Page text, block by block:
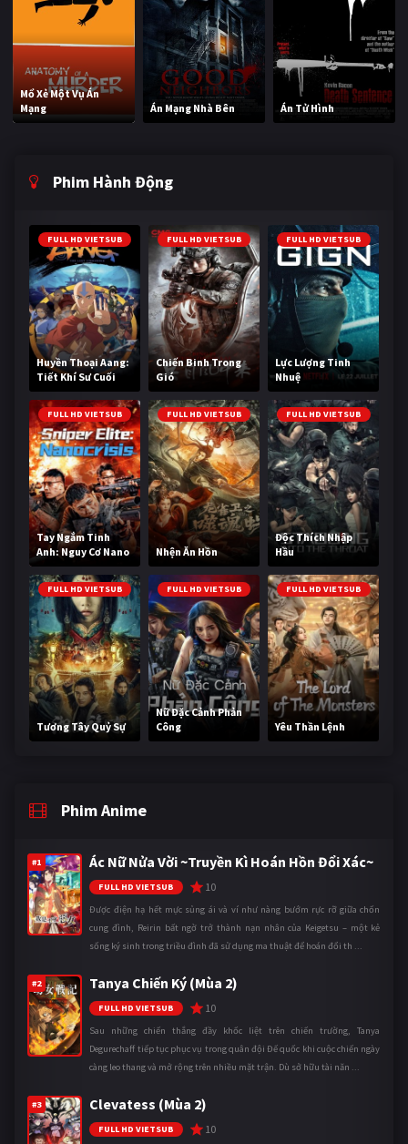
Mổ Xẻ Một Vụ Án
Mạng
Án Mạng Nhà Bên Án Tử Hình
Phim Hành Động
FULL HD VIETSUB
Huyền Thoại Aang:
Tiết Khí Sư Cuối
Cùng
FULL HD VIETSUB
Chiến Binh Trong
Gió
FULL HD VIETSUB
Lực Lượng Tinh
Nhuệ
FULL HD VIETSUB
Tay Ngắm Tinh
Anh: Nguy Cơ Nano
FULL HD VIETSUB
Nhện Ăn Hồn
FULL HD VIETSUB
Độc Thích Nhập
Hầu
FULL HD VIETSUB
Tương Tây Quỷ Sự
FULL HD VIETSUB
Nữ Đặc Cảnh Phản
Công
FULL HD VIETSUB
Yêu Thần Lệnh
Phim Anime
#1 Ác Nữ Nửa Vời ~Truyền Kì Hoán Hồn Đổi Xác~
FULL HD VIETSUB 10
Được điện hạ hết mực sủng ái và ví như nàng bướm rực rỡ giữa chốn
cung đình, Reirin bất ngờ trở thành nạn nhân của Keigetsu – một kẻ
sống ký sinh trong triều đình đã sử dụng ma thuật để hoán đổi th ...
#2 Tanya Chiến Ký (Mùa 2)
FULL HD VIETSUB 10
Sau những chiến thắng đầy khốc liệt trên chiến trường, Tanya
Degurechaff tiếp tục phục vụ trong quân đội Đế quốc khi cuộc chiến ngày
càng leo thang và mở rộng trên nhiều mặt trận. Dù sở hữu tài năn ...
#3 Clevatess (Mùa 2)
FULL HD VIETSUB 10